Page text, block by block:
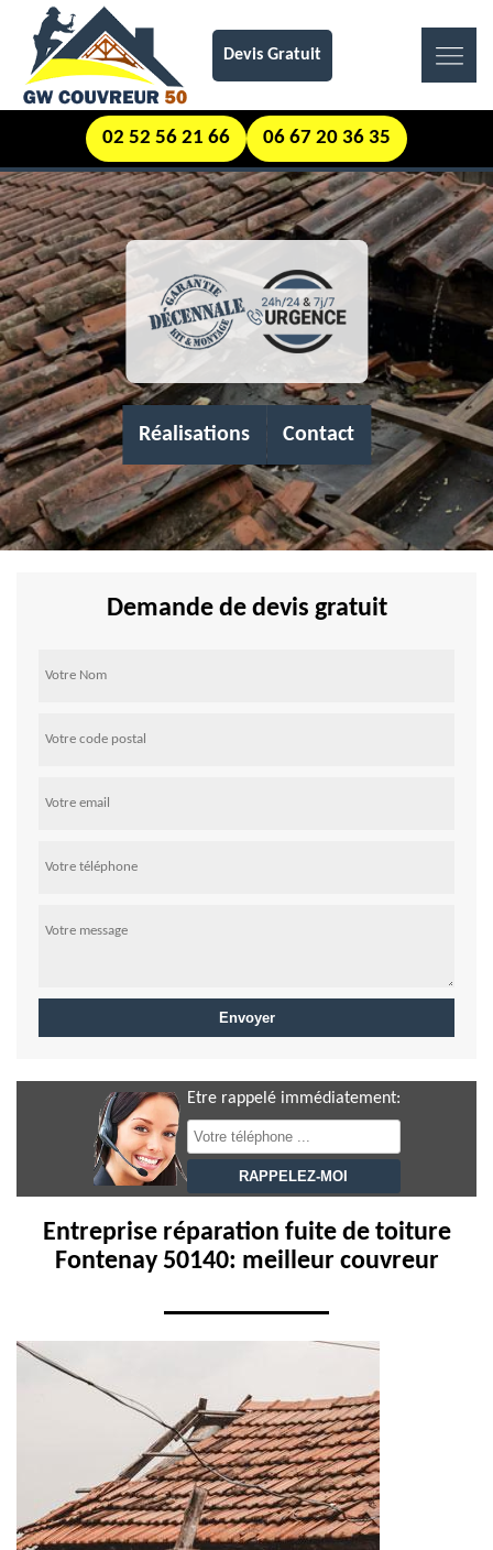
Devis Gratuit
02 52 56 21 66 06 67 20 36 35
Réalisations Contact
Demande de devis gratuit
Etre rappelé immédiatement:
Entreprise réparation fuite de toiture
Fontenay 50140: meilleur couvreur